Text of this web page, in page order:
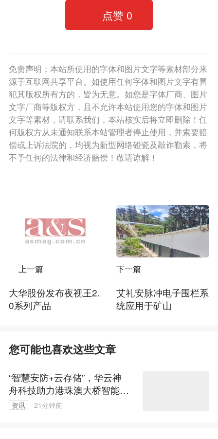
点赞 0
免责声明：本站所使用的字体和图片文字等素材部分来
源于互联网共享平台。如使用任何字体和图片文字有冒
犯其版权所有方的，皆为无意。如您是字体厂商、图片
文字厂商等版权方，且不允许本站使用您的字体和图片
文字等素材，请联系我们，本站核实后将立即删除！任
何版权方从未通知联系本站管理者停止使用，并索要赔
偿或上诉法院的，均视为新型网络碰瓷及敲诈勒索，将
不予任何的法律和经济赔偿！敬请谅解！
上一篇
大华股份发布夜视王2.
0系列产品
下一篇
艾礼安脉冲电子围栏系
统应用于矿山
您可能也喜欢这些文章
“智慧安防+云存储”，华云神
舟科技助力港珠澳大桥智能管
理
资讯 21分钟前